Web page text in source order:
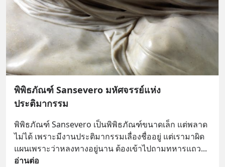
พิพิธภัณฑ์ Sansevero มหัศจรรย์แห่ง
ประติมากรรม
พิพิธภัณฑ์ Sansevero เป็นพิพิธภัณฑ์ขนาดเล็ก แต่พลาด
ไม่ได้ เพราะมีงานประติมากรรมเลื่องชื่ออยู่ แต่เรามาผิด
แผนเพราะว่าหลงทางอยู่นาน ต้องเข้าไปถามทหารแถว
อ่านต่อ